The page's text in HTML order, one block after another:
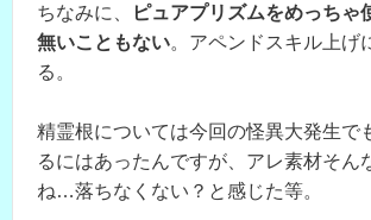
ちなみに、
ピュアプリズムをめっちゃ
無いこともない。アペンドスキル上げ
る。
精霊根については今回の怪異大発生で
るにはあったんですが、アレ素材そん
ね…落ちなくない？と感じた等。